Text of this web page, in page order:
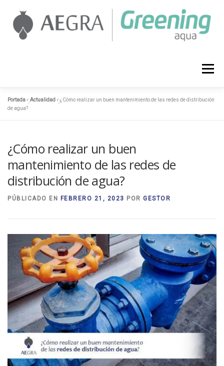
contenido
Menú
ACTUALIDAD
Portada»Actualidad »¿Cómo realizar un buen mantenimiento de las redes de distribución
de agua?
¿Cómo realizar un buen
mantenimiento de las redes de
distribución de agua?
PÚBLICADO EN FEBRERO 21, 2023 POR GESTOR